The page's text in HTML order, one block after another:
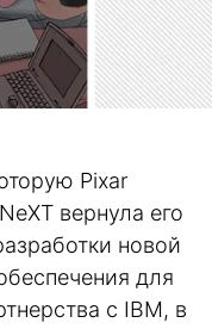
Pixar
вернула его
новой
для
с IBM, в